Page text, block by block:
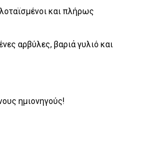
και πλήρως
αρβύλες, βαριά γυλιό και
ημιονηγούς!